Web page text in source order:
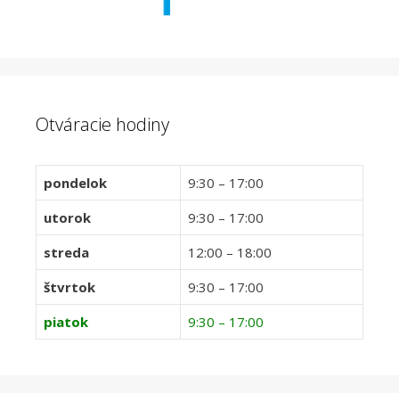
Otváracie hodiny
pondelok
9:30 – 17:00
utorok
9:30 – 17:00
streda
12:00 – 18:00
štvrtok
9:30 – 17:00
piatok
9:30 – 17:00